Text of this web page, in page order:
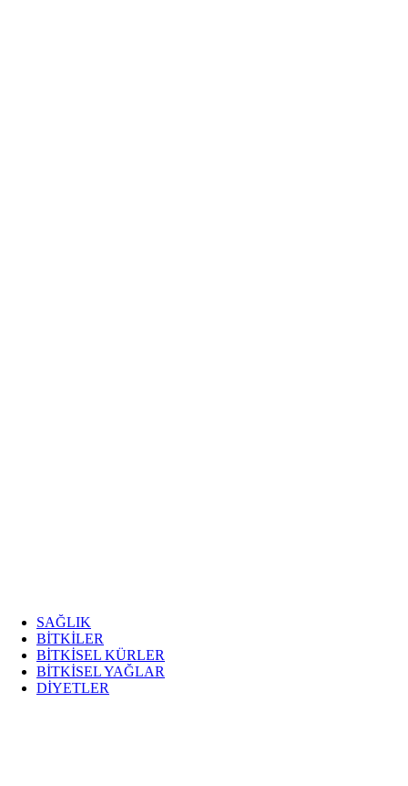
SAĞLIK
BİTKİLER
BİTKİSEL KÜRLER
BİTKİSEL YAĞLAR
DİYETLER